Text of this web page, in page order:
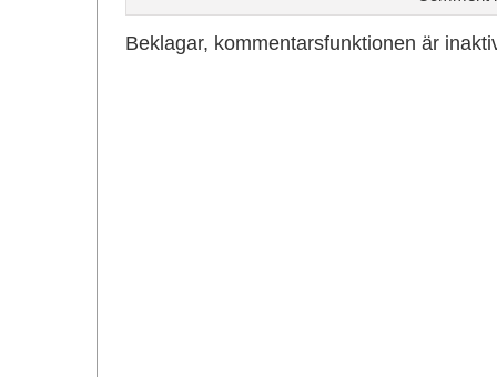
Beklagar, kommentarsfunktionen är